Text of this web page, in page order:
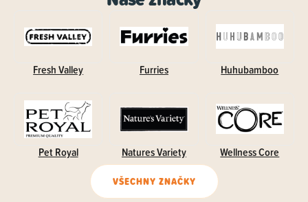
Fresh Valley Furries Huhubamboo
Pet Royal Natures Variety Wellness Core
VŠECHNY ZNAČKY